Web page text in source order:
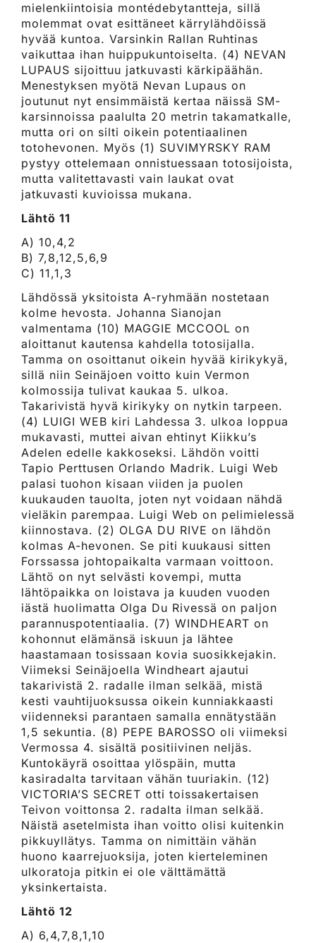
mielenkiintoisia montédebytantteja, sillä
molemmat ovat esittäneet kärrylähdöissä
hyvää kuntoa. Varsinkin Rallan Ruhtinas
vaikuttaa ihan huippukuntoiselta. (4) NEVAN
LUPAUS sijoittuu jatkuvasti kärkipäähän.
Menestyksen myötä Nevan Lupaus on
joutunut nyt ensimmäistä kertaa näissä SM-
karsinnoissa paalulta 20 metrin takamatkalle,
mutta ori on silti oikein potentiaalinen
totohevonen. Myös (1) SUVIMYRSKY RAM
pystyy ottelemaan onnistuessaan totosijoista,
mutta valitettavasti vain laukat ovat
jatkuvasti kuvioissa mukana.
Lähtö 11
A) 10,4,2
B) 7,8,12,5,6,9
C) 11,1,3
Lähdössä yksitoista A-ryhmään nostetaan
kolme hevosta. Johanna Sianojan
valmentama (10) MAGGIE MCCOOL on
aloittanut kautensa kahdella totosijalla.
Tamma on osoittanut oikein hyvää kirikykyä,
sillä niin Seinäjoen voitto kuin Vermon
kolmossija tulivat kaukaa 5. ulkoa.
Takarivistä hyvä kirikyky on nytkin tarpeen.
(4) LUIGI WEB kiri Lahdessa 3. ulkoa loppua
mukavasti, muttei aivan ehtinyt Kiikku’s
Adelen edelle kakkoseksi. Lähdön voitti
Tapio Perttusen Orlando Madrik. Luigi Web
palasi tuohon kisaan viiden ja puolen
kuukauden tauolta, joten nyt voidaan nähdä
vieläkin parempaa. Luigi Web on pelimielessä
kiinnostava. (2) OLGA DU RIVE on lähdön
kolmas A-hevonen. Se piti kuukausi sitten
Forssassa johtopaikalta varmaan voittoon.
Lähtö on nyt selvästi kovempi, mutta
lähtöpaikka on loistava ja kuuden vuoden
iästä huolimatta Olga Du Rivessä on paljon
parannuspotentiaalia. (7) WINDHEART on
kohonnut elämänsä iskuun ja lähtee
haastamaan tosissaan kovia suosikkejakin.
Viimeksi Seinäjoella Windheart ajautui
takarivistä 2. radalle ilman selkää, mistä
kesti vauhtijuoksussa oikein kunniakkaasti
viidenneksi parantaen samalla ennätystään
1,5 sekuntia. (8) PEPE BAROSSO oli viimeksi
Vermossa 4. sisältä positiivinen neljäs.
Kuntokäyrä osoittaa ylöspäin, mutta
kasiradalta tarvitaan vähän tuuriakin. (12)
VICTORIA’S SECRET otti toissakertaisen
Teivon voittonsa 2. radalta ilman selkää.
Näistä asetelmista ihan voitto olisi kuitenkin
pikkuyllätys. Tamma on nimittäin vähän
huono kaarrejuoksija, joten kierteleminen
ulkoratoja pitkin ei ole välttämättä
yksinkertaista.
Lähtö 12
A) 6,4,7,8,1,10